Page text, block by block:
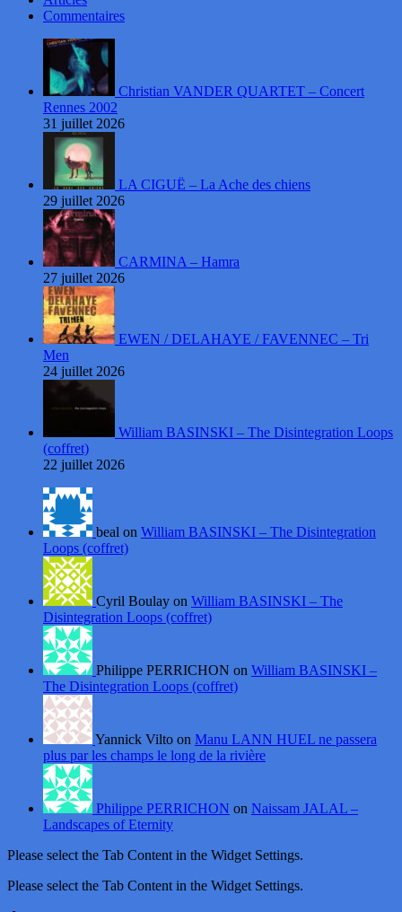
Commentaires
Christian VANDER QUARTET – Concert
Rennes 2002
31 juillet 2026
LA CIGUË – La Ache des chiens
29 juillet 2026
CARMINA – Hamra
27 juillet 2026
EWEN / DELAHAYE / FAVENNEC – Tri
Men
24 juillet 2026
William BASINSKI – The Disintegration Loops
(coffret)
22 juillet 2026
beal on William BASINSKI – The Disintegration
Loops (coffret)
Cyril Boulay on William BASINSKI – The
Disintegration Loops (coffret)
Philippe PERRICHON on William BASINSKI –
The Disintegration Loops (coffret)
Yannick Vilto on Manu LANN HUEL ne passera
plus par les champs le long de la rivière
Philippe PERRICHON on Naissam JALAL –
Landscapes of Eternity
Please select the Tab Content in the Widget Settings.
Please select the Tab Content in the Widget Settings.